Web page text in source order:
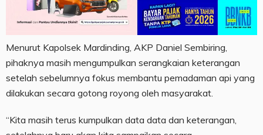
Menurut Kapolsek Mardinding, AKP Daniel Sembiring,
pihaknya masih mengumpulkan serangkaian keterangan
setelah sebelumnya fokus membantu pemadaman api yang
dilakukan secara gotong royong oleh masyarakat.
“Kita masih terus kumpulkan data data dan keterangan,